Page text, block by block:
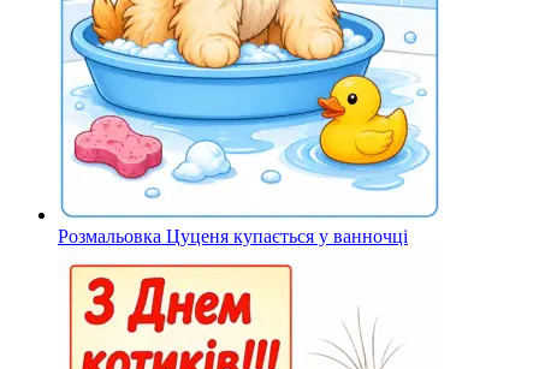
Розмальовка Цуценя купається у ванночці